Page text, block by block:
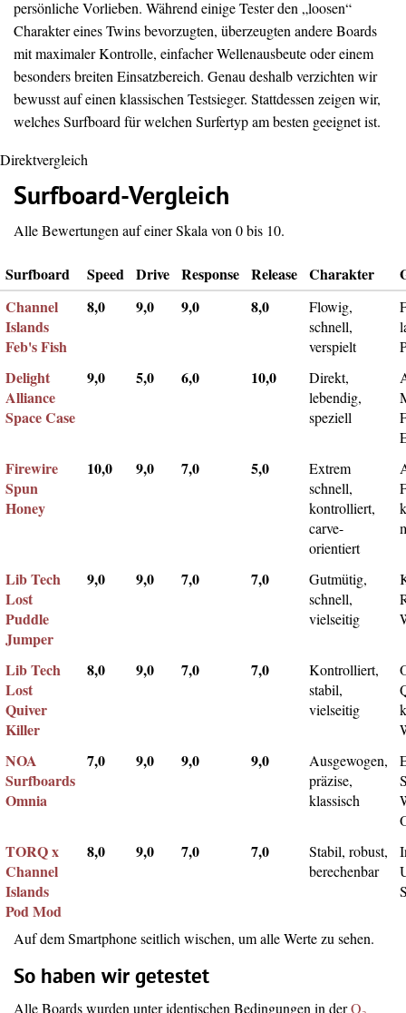
persönliche Vorlieben. Während einige Tester den „loosen“
Charakter eines Twins bevorzugten, überzeugten andere Boards
mit maximaler Kontrolle, einfacher Wellenausbeute oder einem
besonders breiten Einsatzbereich. Genau deshalb verzichten wir
bewusst auf einen klassischen Testsieger. Stattdessen zeigen wir,
welches Surfboard für welchen Surfertyp am besten geeignet ist.
Direktvergleich
Surfboard-Vergleich
Alle Bewertungen auf einer Skala von 0 bis 10.
Surfboard Speed Drive Response Release Charakter
Channel
Islands
Feb's Fish
8,0 9,0 9,0 8,0
Flowig,
schnell,
verspielt
Delight
Alliance
Space Case
9,0 5,0 6,0 10,0
Direkt,
lebendig,
speziell
Firewire
Spun
Honey
10,0 9,0 7,0 5,0
Extrem
schnell,
kontrolliert,
carve-
orientiert
Lib Tech
Lost
Puddle
Jumper
9,0 9,0 7,0 7,0
Gutmütig,
schnell,
vielseitig
Lib Tech
Lost
Quiver
Killer
8,0 9,0 7,0 7,0
Kontrolliert,
stabil,
vielseitig
NOA
Surfboards
Omnia
7,0 9,0 9,0 9,0
Ausgewogen,
präzise,
klassisch
TORQ x
Channel
Islands
Pod Mod
8,0 9,0 7,0 7,0
Stabil, robust,
berechenbar
Auf dem Smartphone seitlich wischen, um alle Werte zu sehen.
So haben wir getestet
Alle Boards wurden unter identischen Bedingungen in derO₂